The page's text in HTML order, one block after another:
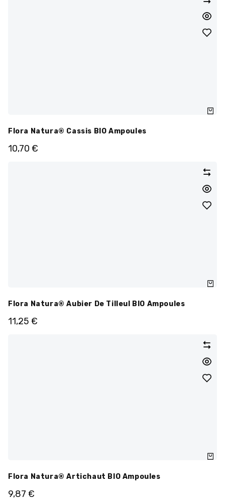
Flora Natura® Cassis BIO Ampoules
10,70 €
Flora Natura® Aubier De Tilleul BIO Ampoules
11,25 €
Flora Natura® Artichaut BIO Ampoules
9,87 €